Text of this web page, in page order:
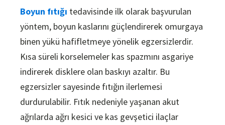
Boyun fıtığı tedavisinde ilk olarak başvurulan
yöntem, boyun kaslarını güçlendirerek omurgaya
binen yükü hafifletmeye yönelik egzersizlerdir.
Kısa süreli korselemeler kas spazmını asgariye
indirerek disklere olan baskıyı azaltır. Bu
egzersizler sayesinde fıtığın ilerlemesi
durdurulabilir. Fıtık nedeniyle yaşanan akut
ağrılarda ağrı kesici ve kas gevşetici ilaçlar